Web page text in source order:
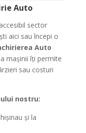
Auto
sector
aici sau începi o
Auto
mașinii îți permite
sau costuri
nostru:
şi la